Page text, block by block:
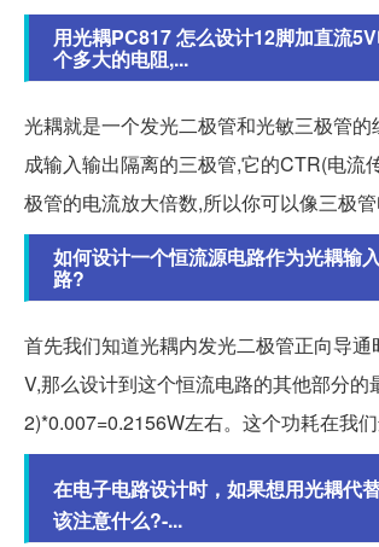
用光耦PC817 怎么设计12脚加直流
个多大的电阻,...
光耦就是一个发光二极管和光敏三极管
成输入输出隔离的三极管,它的CTR(电流
极管的电流放大倍数,所以你可以像三极管
如何设计一个恒流源电路作为光耦输
路?
首先我们知道光耦内发光二极管正向导
V,那么设计到这个恒流电路的其他部分的
2)*0.007=0.2156W左右。这个功耗在我们
在电子电路设计时，如果想用光耦代
该注意什么?-...